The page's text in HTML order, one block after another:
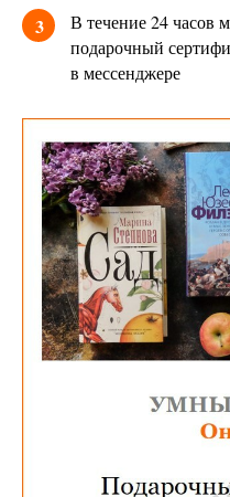
3
В течение 24
подарочный
в мессенджере